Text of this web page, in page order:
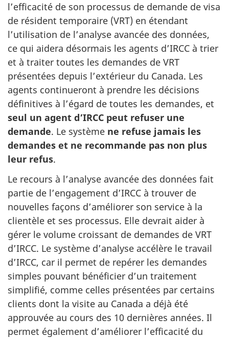
l’efficacité de son processus de demande de visa
de résident temporaire (VRT) en étendant
l’utilisation de l’analyse avancée des données,
ce qui aidera désormais les agents d’IRCC à trier
et à traiter toutes les demandes de VRT
présentées depuis l’extérieur du Canada. Les
agents continueront à prendre les décisions
définitives à l’égard de toutes les demandes, et
seul un agent d’IRCC peut refuser une
demande. Le système ne refuse jamais les
demandes et ne recommande pas non plus
leur refus.
Le recours à l’analyse avancée des données fait
partie de l’engagement d’IRCC à trouver de
nouvelles façons d’améliorer son service à la
clientèle et ses processus. Elle devrait aider à
gérer le volume croissant de demandes de VRT
d’IRCC. Le système d’analyse accélère le travail
d’IRCC, car il permet de repérer les demandes
simples pouvant bénéficier d’un traitement
simplifié, comme celles présentées par certains
clients dont la visite au Canada a déjà été
approuvée au cours des 10 dernières années. Il
permet également d’améliorer l’efficacité du